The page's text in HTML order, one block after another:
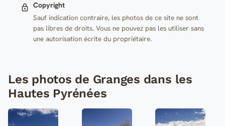
Copyright
Sauf indication contraire, les photos de ce site ne sont
pas libres de droits. Vous ne pouvez pas les utiliser sans
une autorisation écrite du propriétaire.
Les photos de Granges dans les
Hautes Pyrénées